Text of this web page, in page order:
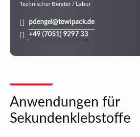
Technischer Berater / Labor
pdengel@tewipack.de
+49 (7051) 9297 33
Anwendungen für
Sekundenklebstoffe